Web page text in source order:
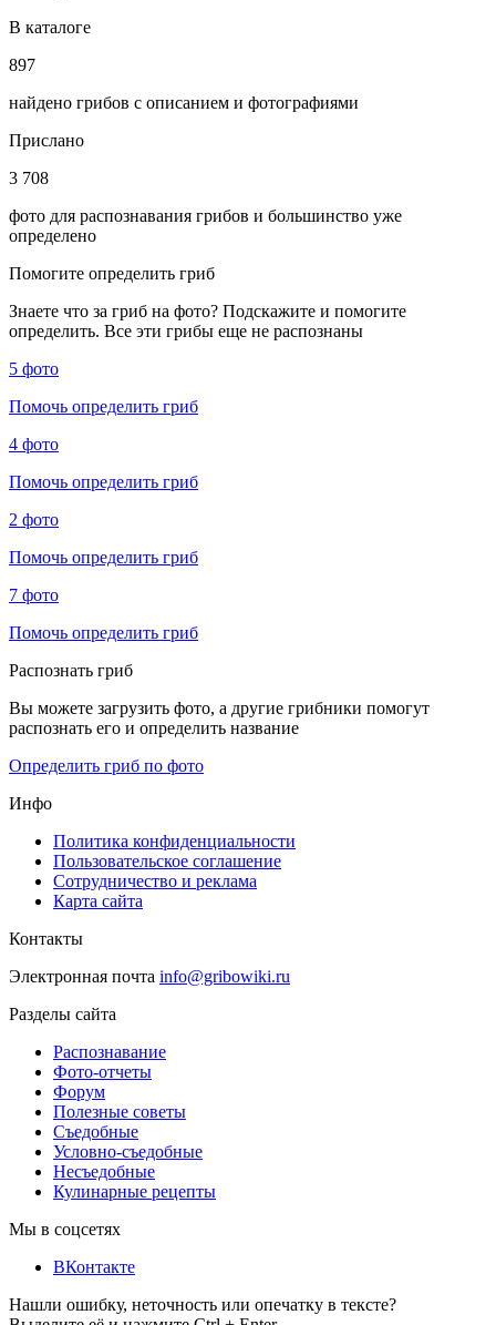
В каталоге
897
найдено грибов с описанием и фотографиями
Прислано
3 708
фото для распознавания грибов и большинство уже
определено
Помогите определить гриб
Знаете что за гриб на фото? Подскажите и помогите
определить. Все эти грибы еще не распознаны
5 фото
Помочь определить гриб
4 фото
Помочь определить гриб
2 фото
Помочь определить гриб
7 фото
Помочь определить гриб
Распознать гриб
Вы можете загрузить фото, а другие грибники помогут
распознать его и определить название
Определить гриб по фото
Инфо
Политика конфиденциальности
Пользовательское соглашение
Сотрудничество и реклама
Карта сайта
Контакты
Электронная почта info@gribowiki.ru
Разделы сайта
Распознавание
Фото-отчеты
Форум
Полезные советы
Съедобные
Условно-съедобные
Несъедобные
Кулинарные рецепты
Мы в соцсетях
ВКонтакте
Нашли ошибку, неточность или опечатку в тексте?